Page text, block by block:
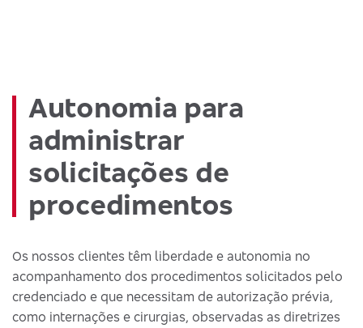
Autonomia para
administrar
solicitações de
procedimentos
Os nossos clientes têm liberdade e autonomia no
acompanhamento dos procedimentos solicitados pelo
credenciado e que necessitam de autorização prévia,
como internações e cirurgias, observadas as diretrizes